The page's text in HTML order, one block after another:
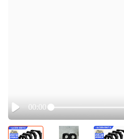
Play
00:00